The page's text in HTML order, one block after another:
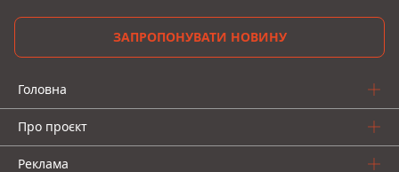
ЗАПРОПОНУВАТИ НОВИНУ
Головна
Про проєкт
Реклама